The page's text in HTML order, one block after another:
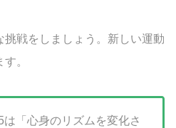
戦をしましょう。新しい運動
。
「心身のリズムを変化さ